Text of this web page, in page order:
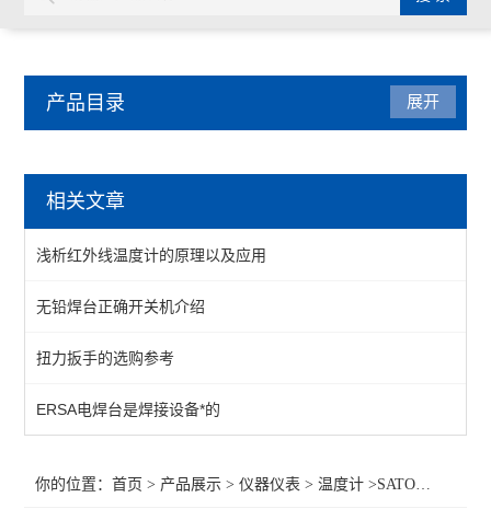
产品目录
LUXO放大台灯
数显温湿度计
红外线温度计
固伟数字存储示波器
工业万用表
展开
相关文章
浅析红外线温度计的原理以及应用
无铅焊台正确开关机介绍
扭力扳手的选购参考
ERSA电焊台是焊接设备*的
你的位置：首页 > 产品展示 >仪器仪表 >温度计 >SATO温湿度记录仪 7210-00